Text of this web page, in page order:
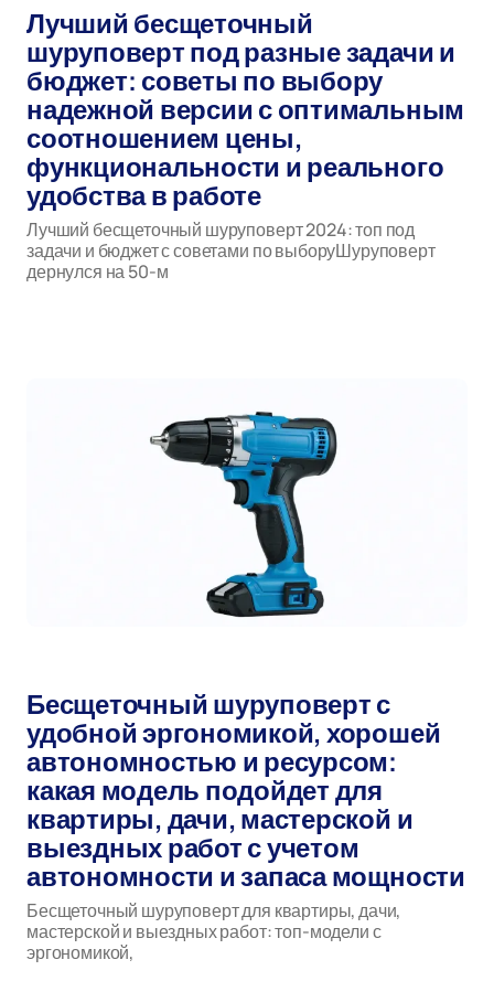
Лучший бесщеточный
шуруповерт под разные задачи и
бюджет: советы по выбору
надежной версии с оптимальным
соотношением цены,
функциональности и реального
удобства в работе
Лучший бесщеточный шуруповерт 2024: топ под
задачи и бюджет с советами по выборуШуруповерт
дернулся на 50-м
Бесщеточный шуруповерт с
удобной эргономикой, хорошей
автономностью и ресурсом:
какая модель подойдет для
квартиры, дачи, мастерской и
выездных работ с учетом
автономности и запаса мощности
Бесщеточный шуруповерт для квартиры, дачи,
мастерской и выездных работ: топ-модели с
эргономикой,